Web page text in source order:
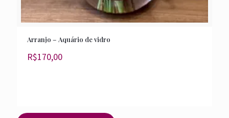
Arranjo – Aquário de vidro
R$170,00